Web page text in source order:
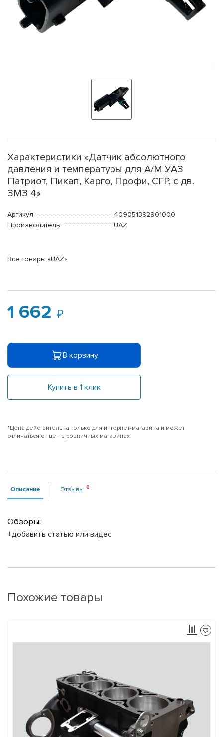
Характеристики «Датчик абсолютного
давления и температуры для А/М УАЗ
Патриот, Пикап, Карго, Профи, СГР, с дв.
ЗМЗ 4»
Артикул
409051382901000
Производитель
UAZ
Все товары «UAZ»
1 662
В корзину
Купить в 1 клик
*Цена действительна только для интернет-магазина и может
отличаться от цен в розничных магазинах
Описание Отзывы
Обзоры:
+добавить статью или видео
Похожие товары